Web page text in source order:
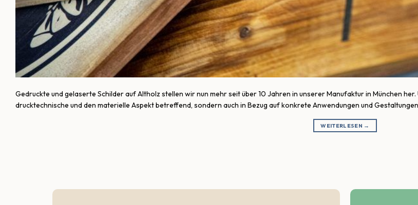
Gedruckte und gelaserte Schilder auf Altholz stellen wir nun mehr seit über 10 Jahren in unserer Manufaktur in München
drucktechnische und den materielle Aspekt betreffend, sondern auch in Bezug auf konkrete Anwendungen und
WEITERLESEN →